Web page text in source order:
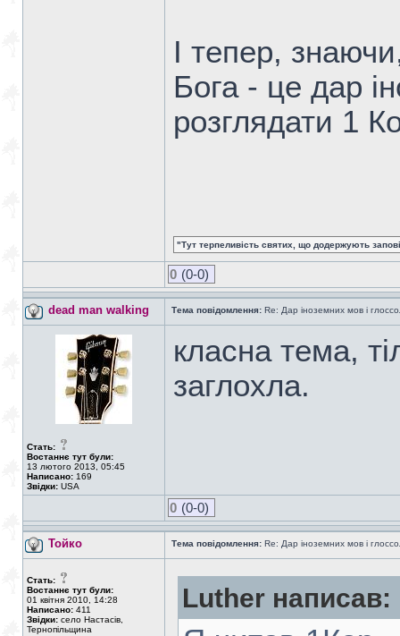
І тепер,
Бога - це дар
розглядати 1
"Тут терпеливість святих, що додержують
0 (0-0)
dead man walking Тема повідомлення: Re: Дар іноземних мов і
Стать:
Востаннє тут були:
13 лютого 2013, 05:45
Написано: 169
Звідки: USA
класна тема,
заглохла.
0 (0-0)
Тойко Тема повідомлення: Re: Дар іноземних мов і
Стать:
Востаннє тут були:
01 квітня 2010, 14:28
Написано: 411
Звідки: село Настасів,
Тернопільщина
Luther написав: